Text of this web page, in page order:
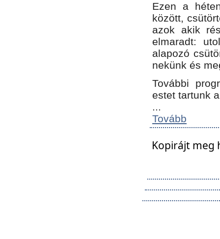
Ezen a
között,
azok akik
elmaradt:
alapozó
nekünk és
További
estet tartunk
...
Tovább
Kopirájt meg